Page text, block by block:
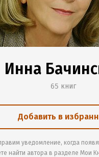
Инна
65 книг
Добавить в
уведомление, когда
найти автора в разделе Мои